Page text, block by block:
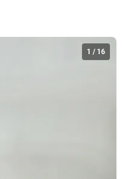
1 / 16